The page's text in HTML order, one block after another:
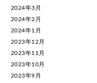
2024年3月
2024年2月
2024年1月
2023年12月
2023年11月
2023年10月
2023年9月